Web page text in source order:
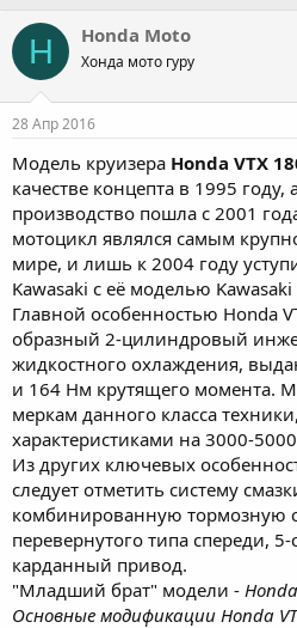
т
о
р
е
ы
т
н
л
H Honda Moto
Хонда мото гуру
28 Апр 2016
Модель круизера Honda VTX
качестве концепта в 1995 году,
производство пошла с 2001
мотоцикл являлся самым
мире, и лишь к 2004 году
Kawasaki с её моделью
Главной особенностью Honda
образный 2-цилиндровый
жидкостного охлаждения,
и 164 Нм крутящего момента.
меркам данного класса
характеристиками на 3000-
Из других ключевых
следует отметить систему
комбинированную тормозную
перевернутого типа спереди,
карданный привод.
"Младший брат" модели -
Основные модификации Honda